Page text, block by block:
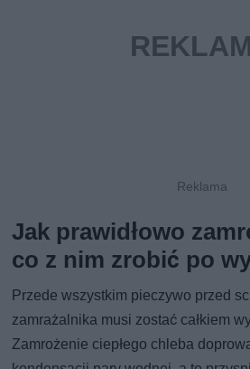
Jak prawidłowo
co z nim zrobić po
Przede wszystkim pieczywo przed
zamrażalnika musi zostać całkiem
Zamrożenie ciepłego chleba